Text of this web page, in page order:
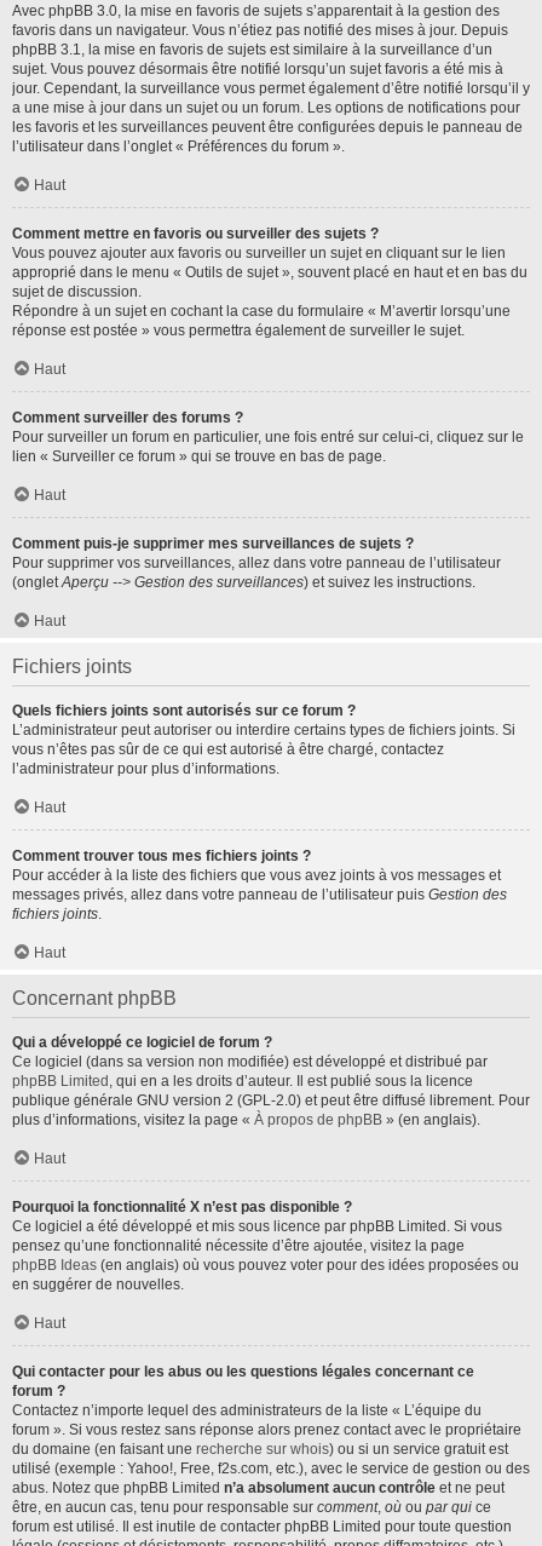
Avec phpBB 3.0, la mise en favoris de sujets s’apparentait à la gestion des
favoris dans un navigateur. Vous n’étiez pas notifié des mises à jour. Depuis
phpBB 3.1, la mise en favoris de sujets est similaire à la surveillance d’un
sujet. Vous pouvez désormais être notifié lorsqu’un sujet favoris a été mis à
jour. Cependant, la surveillance vous permet également d’être notifié lorsqu’il y
a une mise à jour dans un sujet ou un forum. Les options de notifications pour
les favoris et les surveillances peuvent être configurées depuis le panneau de
l’utilisateur dans l’onglet « Préférences du forum ».
Haut
Comment mettre en favoris ou surveiller des sujets ?
Vous pouvez ajouter aux favoris ou surveiller un sujet en cliquant sur le lien
approprié dans le menu « Outils de sujet », souvent placé en haut et en bas du
sujet de discussion.
Répondre à un sujet en cochant la case du formulaire « M’avertir lorsqu’une
réponse est postée » vous permettra également de surveiller le sujet.
Haut
Comment surveiller des forums ?
Pour surveiller un forum en particulier, une fois entré sur celui-ci, cliquez sur le
lien « Surveiller ce forum » qui se trouve en bas de page.
Haut
Comment puis-je supprimer mes surveillances de sujets ?
Pour supprimer vos surveillances, allez dans votre panneau de l’utilisateur
(ongletAperçu --> Gestion des surveillances) et suivez les instructions.
Haut
Fichiers joints
Quels fichiers joints sont autorisés sur ce forum ?
L’administrateur peut autoriser ou interdire certains types de fichiers joints. Si
vous n’êtes pas sûr de ce qui est autorisé à être chargé, contactez
l’administrateur pour plus d’informations.
Haut
Comment trouver tous mes fichiers joints ?
Pour accéder à la liste des fichiers que vous avez joints à vos messages et
messages privés, allez dans votre panneau de l’utilisateur puis Gestion des
fichiers joints.
Haut
Concernant phpBB
Qui a développé ce logiciel de forum ?
Ce logiciel (dans sa version non modifiée) est développé et distribué par
phpBB Limited , qui en a les droits d’auteur. Il est publié sous la licence
publique générale GNU version 2 (GPL-2.0) et peut être diffusé librement. Pour
plus d’informations, visitez la page « À propos de phpBB » (en anglais).
Haut
Pourquoi la fonctionnalité X n’est pas disponible ?
Ce logiciel a été développé et mis sous licence par phpBB Limited. Si vous
pensez qu’une fonctionnalité nécessite d’être ajoutée, visitez la page
phpBB Ideas (en anglais) où vous pouvez voter pour des idées proposées ou
en suggérer de nouvelles.
Haut
Qui contacter pour les abus ou les questions légales concernant ce
forum ?
Contactez n’importe lequel des administrateurs de la liste « L’équipe du
forum ». Si vous restez sans réponse alors prenez contact avec le propriétaire
du domaine (en faisant une recherche sur whois) ou si un service gratuit est
utilisé (exemple : Yahoo!, Free, f2s.com, etc.), avec le service de gestion ou des
abus. Notez que phpBB Limited n’a absolument aucun contrôle et ne peut
être, en aucun cas, tenu pour responsable sur comment, où ou par qui ce
forum est utilisé. Il est inutile de contacter phpBB Limited pour toute question